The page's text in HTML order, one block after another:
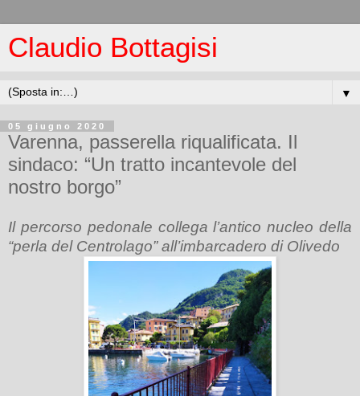
Claudio Bottagisi
▼
05 giugno 2020
Varenna, passerella riqualificata. Il
sindaco: “Un tratto incantevole del
nostro borgo”
Il percorso pedonale collega l’antico nucleo della
“perla del Centrolago” all’imbarcadero di Olivedo